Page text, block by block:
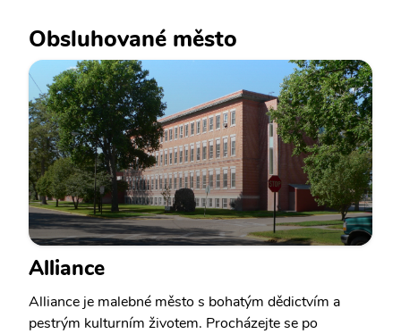
Obsluhované město
Alliance
Alliance je malebné město s bohatým dědictvím a
pestrým kulturním životem. Procházejte se po